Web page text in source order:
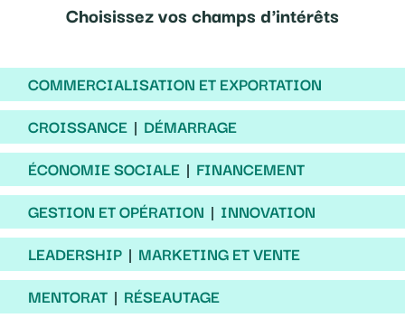
Choisissez vos champs d'intérêts
COMMERCIALISATION ET EXPORTATION
CROISSANCE
DÉMARRAGE
ÉCONOMIE SOCIALE
FINANCEMENT
GESTION ET OPÉRATION
INNOVATION
LEADERSHIP
MARKETING ET VENTE
MENTORAT
RÉSEAUTAGE